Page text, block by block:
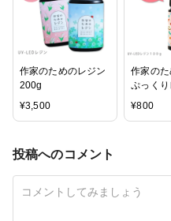
作家のためのレジン
200g
¥3,500
作家の
ぷっく
【高粘度
¥800
投稿へのコメント